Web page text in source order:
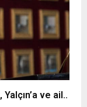
ve ail..